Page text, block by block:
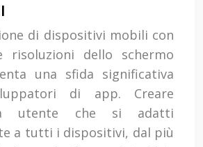
di dispositivi mobili con
risoluzioni dello schermo
una sfida significativa
di app. Creare
utente che si adatti
a tutti i dispositivi, dal più